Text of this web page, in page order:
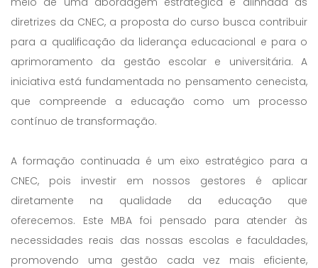
diretrizes da CNEC, a proposta do curso busca contribuir
para a qualificação da liderança educacional e para o
aprimoramento da gestão escolar e universitária. A
iniciativa está fundamentada no pensamento cenecista,
que compreende a educação como um processo
contínuo de transformação.
A formação continuada é um eixo estratégico para a
CNEC, pois investir em nossos gestores é aplicar
diretamente na qualidade da educação que
oferecemos. Este MBA foi pensado para atender às
necessidades reais das nossas escolas e faculdades,
promovendo uma gestão cada vez mais eficiente,